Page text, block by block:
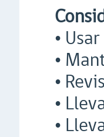
•
•
•
•
•